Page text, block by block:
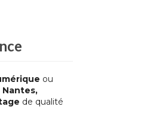
ou
Nantes,
de qualité